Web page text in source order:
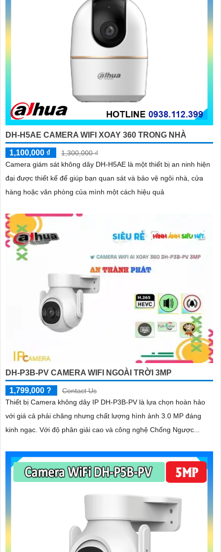
DH-H5AE CAMERA WIFI XOAY 360 TRONG NHÀ
1,100,000 ₫
1,300,000 ₫
Camera giám sát không dây DH-H5AE là một thiết bị an ninh hiện
đại được thiết kế để giúp bạn quan sát và bảo vệ ngôi nhà, cửa
hàng hoặc văn phòng của mình một cách hiệu quả
DH-P3B-PV CAMERA WIFI NGOÀI TRỜI 3MP
1,799,000 ?
Contact Us
Thiết bị Camera không dây IP DH-P3B-PV là lựa chọn hoàn hảo
với giá cả phải chăng nhưng chất lượng hình ảnh 3.0 MP đáng
kinh ngạc. Với độ phân giải cao và công nghệ Chống Ngược...